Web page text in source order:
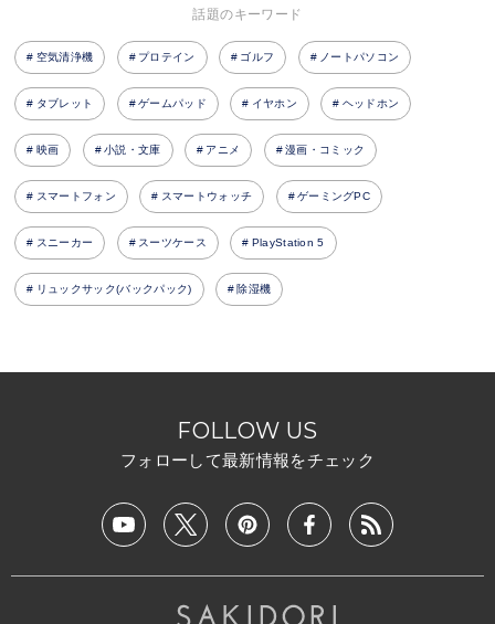
話題のキーワード
空気清浄機 プロテイン ゴルフ ノートパソコン
タブレット ゲームパッド イヤホン ヘッドホン
映画 小説・文庫 アニメ 漫画・コミック
スマートフォン スマートウォッチ ゲーミングPC
スニーカー スーツケース PlayStation 5
リュックサック(バックパック) 除湿機
FOLLOW US
フォローして最新情報をチェック